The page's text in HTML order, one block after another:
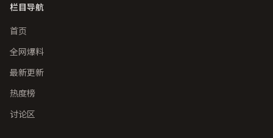
栏目导航
首页
全网爆料
最新更新
热度榜
讨论区